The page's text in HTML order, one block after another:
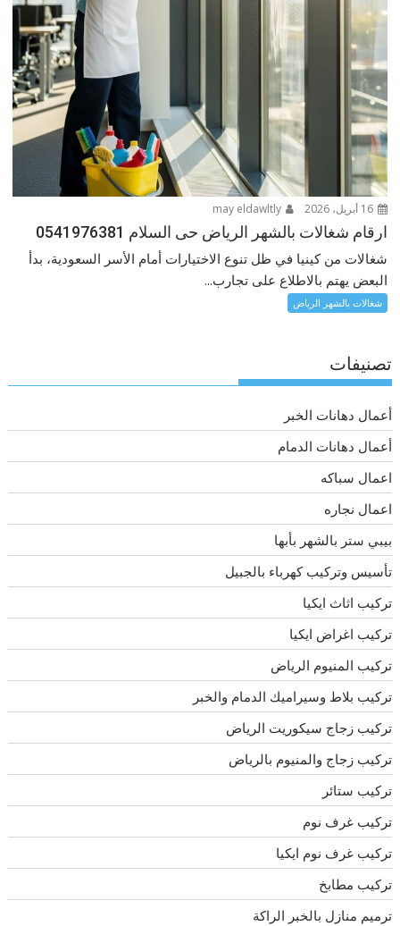
16 أبريل، 2026 may eldawltly
ارقام شغالات بالشهر الرياض حى السلام 0541976381
شغالات من كينيا في ظل تنوع الاختيارات أمام الأسر السعودية، بدأ
البعض يهتم بالاطلاع على تجارب...
شغالات بالشهر الرياض
تصنيفات
أعمال دهانات الخبر
أعمال دهانات الدمام
اعمال سباكه
اعمال نجاره
بيبي ستر بالشهر بأبها
تأسيس وتركيب كهرباء بالجبيل
تركيب اثاث ايكيا
تركيب اغراض ايكيا
تركيب المنيوم الرياض
تركيب بلاط وسيراميك الدمام والخبر
تركيب زجاج سيكوريت الرياض
تركيب زجاج والمنيوم بالرياض
تركيب ستائر
تركيب غرف نوم
تركيب غرف نوم ايكيا
تركيب مطابخ
ترميم منازل بالخبر الراكة